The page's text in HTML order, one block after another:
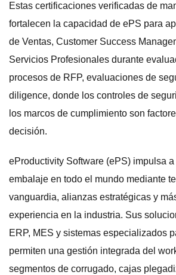
Estas certificaciones verificadas de
fortalecen la capacidad de ePS para
de Ventas, Customer Success
Servicios Profesionales durante
procesos de RFP, evaluaciones de
diligence, donde los controles de
los marcos de cumplimiento son
decisión.
eProductivity Software (ePS) impulsa
embalaje en todo el mundo mediante
vanguardia, alianzas estratégicas y
experiencia en la industria. Sus
ERP, MES y sistemas especializados
permiten una gestión integrada del
segmentos de corrugado, cajas